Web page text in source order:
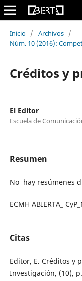
Inicio / Archivos /
Núm. 10 (2016):
Créditos y
El Editor
Escuela de
Resumen
No hay resúmenes
ECMH ABIERTA_
Citas
Editor, E. Créditos y
Investigación, (10),